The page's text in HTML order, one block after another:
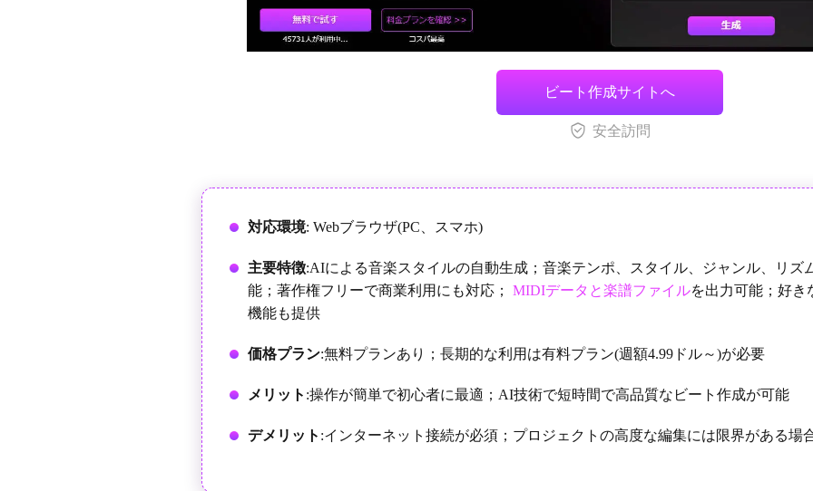
ビート作成サイトへ
安全訪問
対応環境: Webブラウザ(PC、スマホ)
主要特徴:AIによる音楽スタイルの自動生成；音楽テンポ、スタイル、ジャンル、リズ
能；著作権フリーで商業利用にも対応； MIDIデータと楽譜ファイルを出力可能；好き
機能も提供
価格プラン:無料プランあり；長期的な利用は有料プラン(週額4.99ドル～)が必要
メリット :操作が簡単で初心者に最適；AI技術で短時間で高品質なビート作成が可能
デメリット :インターネット接続が必須；プロジェクトの高度な編集には限界がある場